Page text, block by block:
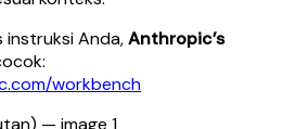
instruksi Anda,Anthropic’s
workbench